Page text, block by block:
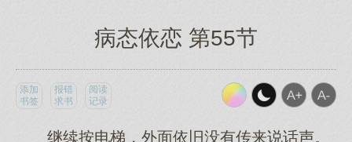
病态依恋 第55节
添加
书签
报错
求书
阅读
记录
继续按电梯，外面依旧没有传来说话声。